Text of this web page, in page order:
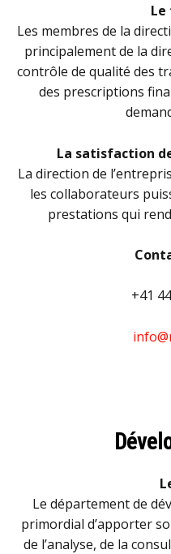
Les membres de la
principalement de la
contrôle de qualité des
des prescriptions
La satisfaction
La direction de
les collaborateurs
prestations qui
+41
Le département de
primordial d’apporter
de l’analyse, de la